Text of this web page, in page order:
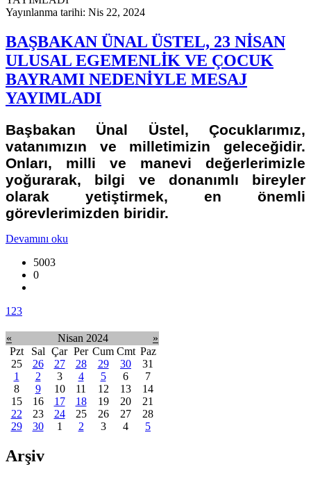
Yayınlanma tarihi: Nis 22, 2024
BAŞBAKAN ÜNAL ÜSTEL, 23 NİSAN
ULUSAL EGEMENLİK VE ÇOCUK
BAYRAMI NEDENİYLE MESAJ
YAYIMLADI
Başbakan Ünal Üstel, Çocuklarımız,
vatanımızın ve milletimizin geleceğidir.
Onları, milli ve manevi değerlerimizle
yoğurarak, bilgi ve donanımlı bireyler
olarak yetiştirmek, en önemli
görevlerimizden biridir.
Devamını oku
5003
0
1 23
« Nisan 2024
»
Pzt
Sal Çar Per Cum Cmt Paz
25
26 27 28 29 30
31
1
2 3 4 5 6
7
8
9 10 11 12 13
14
15
16 17 18 19 20
21
22
23 24 25 26 27
28
29
30 1 2 3 4 5
Arşiv